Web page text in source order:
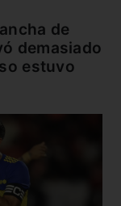
de
demasiado
estuvo